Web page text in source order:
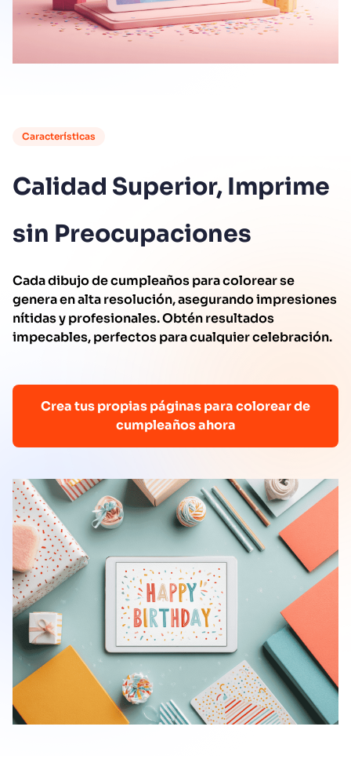
Características
Calidad Superior, Imprime
sin Preocupaciones
Cada dibujo de cumpleaños para colorear se
genera en alta resolución, asegurando impresiones
nítidas y profesionales. Obtén resultados
impecables, perfectos para cualquier celebración.
Crea tus propias páginas para colorear de
cumpleaños ahora